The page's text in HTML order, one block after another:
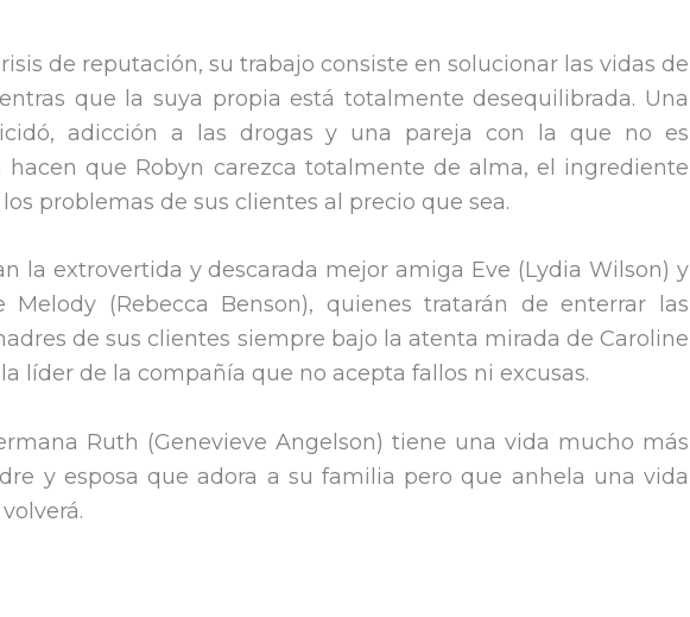
de reputación, su trabajo consiste en solucionar las vidas de
que la suya propia está totalmente desequilibrada. Una
adicción a las drogas y una pareja con la que no es
hacen que Robyn carezca totalmente de alma, el ingrediente
problemas de sus clientes al precio que sea.
la extrovertida y descarada mejor amiga Eve (Lydia Wilson) y
Melody (Rebecca Benson), quienes tratarán de enterrar las
de sus clientes siempre bajo la atenta mirada de Caroline
líder de la compañía que no acepta fallos ni excusas.
Ruth (Genevieve Angelson) tiene una vida mucho más
y esposa que adora a su familia pero que anhela una vida